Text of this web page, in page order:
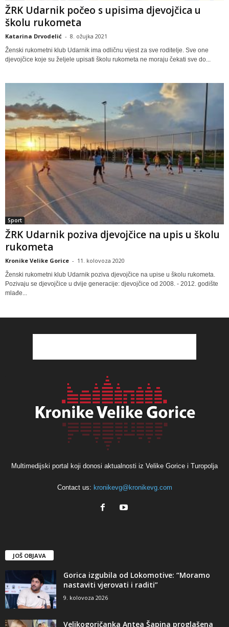
ŽRK Udarnik počeo s upisima djevojčica u
školu rukometa
Katarina Drvodelić - 8. ožujka 2021
Ženski rukometni klub Udarnik ima odličnu vijest za sve roditelje. Sve one
djevojčice koje su željele upisati školu rukometa ne moraju čekati sve do...
Sport
ŽRK Udarnik poziva djevojčice na upis u školu
rukometa
Kronike Velike Gorice - 11. kolovoza 2020
Ženski rukometni klub Udarnik poziva djevojčice na upise u školu rukometa.
Pozivaju se djevojčice u dvije generacije: djevojčice od 2008. - 2012. godište
mlađe...
Multimedijski portal koji donosi aktualnosti iz Velike Gorice i Turopolja
Contact us: kronikevg@kronikevg.com
JOŠ OBJAVA
Gorica izgubila od Lokomotive: “Moramo
nastaviti vjerovati i raditi”
9. kolovoza 2026
Velikogoričanka Antea Šapina proglašena